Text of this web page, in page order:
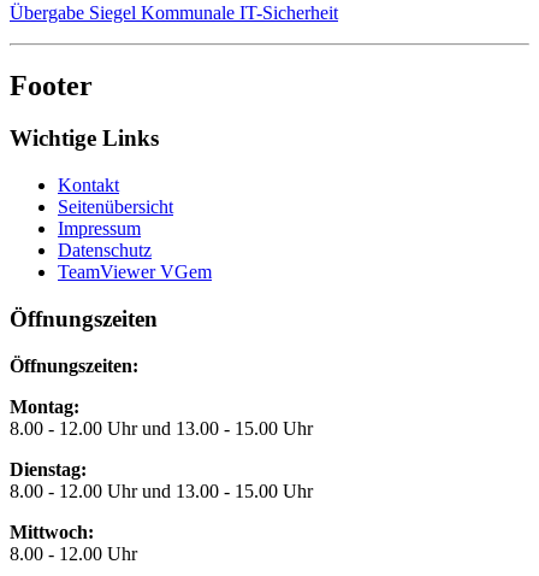
Übergabe Siegel Kommunale IT-Sicherheit
Footer
Wichtige Links
Kontakt
Seitenübersicht
Impressum
Datenschutz
TeamViewer VGem
Öffnungszeiten
Öffnungszeiten:
Montag:
8.00 - 12.00 Uhr und 13.00 - 15.00 Uhr
Dienstag:
8.00 - 12.00 Uhr und 13.00 - 15.00 Uhr
Mittwoch:
8.00 - 12.00 Uhr